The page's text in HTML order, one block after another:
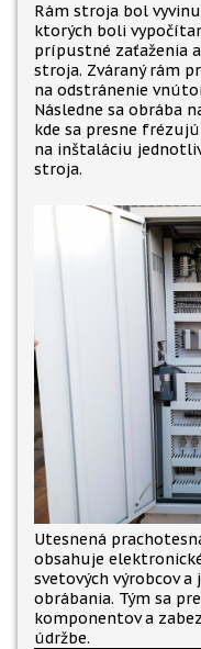
Rám stroja bol
ktorých boli
prípustné zaťaženia
stroja. Zváraný rám
na odstránenie
Následne sa obrába
kde sa presne
na inštaláciu
stroja.
Utesnená
obsahuje
svetových výrobcov
obrábania. Tým sa
komponentov a
údržbe.